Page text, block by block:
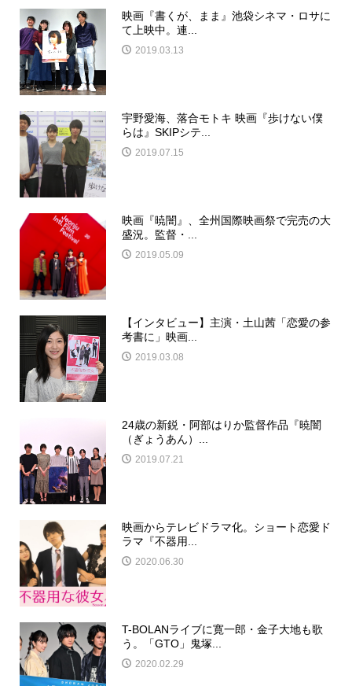
映画『書くが、まま』池袋シネマ・ロサに
て上映中。連...
2019.03.13
宇野愛海、落合モトキ 映画『歩けない僕
らは』SKIPシテ...
2019.07.15
映画『暁闇』、全州国際映画祭で完売の大
盛況。監督・...
2019.05.09
【インタビュー】主演・土山茜「恋愛の参
考書に」映画...
2019.03.08
24歳の新鋭・阿部はりか監督作品『暁闇
（ぎょうあん）...
2019.07.21
映画からテレビドラマ化。ショート恋愛ド
ラマ『不器用...
2020.06.30
T-BOLANライブに寛一郎・金子大地も歌
う。「GTO」鬼塚...
2020.02.29